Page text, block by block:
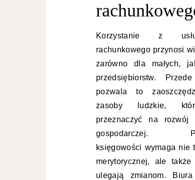
Korzystanie z
rachunkowego przynosi
zarówno dla małych,
przedsiębiorstw.
pozwala to
zasoby ludzkie,
przeznaczyć na rozwój
gospodarczej.
księgowości wymaga nie
merytorycznej, ale
ulegają zmianom.